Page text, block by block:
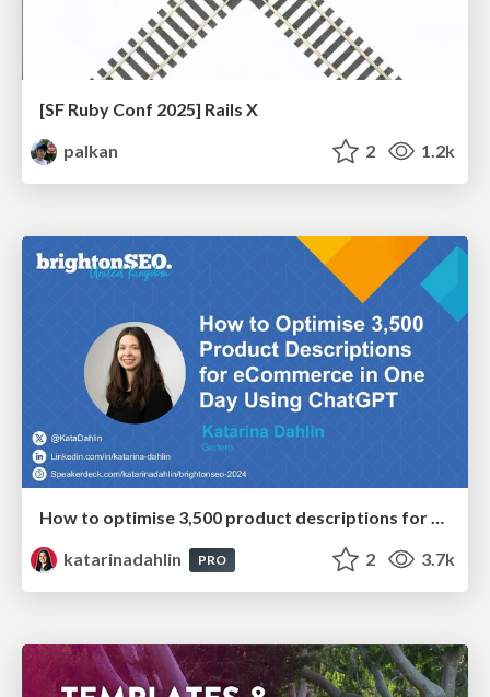
[SF Ruby Conf 2025] Rails X
palkan
2 1.2k
How to optimise 3,500 product descriptions for ecommerce in one day using ChatGPT
katarinadahlin
PRO 2 3.7k